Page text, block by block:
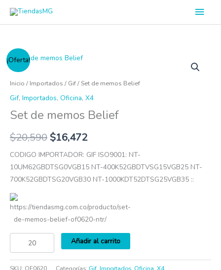
¡Oferta!
Inicio / Importados / Gif/ Set de memos Belief
Gif, Importados, Oficina, X4
Set de memos Belief
$20,590$16,472
CODIGO IMPORTADOR: GIF ISO9001: NT-
10UM62GBDTSG0VGB15 NT-400K52GBDTVSG15VGB25 NT-
700K52GBDTSG20VGB30 NT-1000KDT52DTSG25VGB35 ::
https://tiendasmg.com.co/producto/set-
de-memos-belief-of0620-ntr/
Set
de
memos
Belief
Añadir al carrito